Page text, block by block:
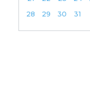
28
29 30 31